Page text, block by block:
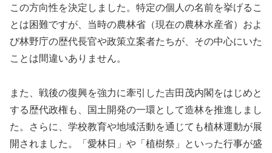
この方向性を決定しました。特定の個人の名前を挙げるこ
とは困難ですが、当時の農林省（現在の農林水産省）およ
び林野庁の歴代長官や政策立案者たちが、その中心にいた
ことは間違いありません。
また、戦後の復興を強力に牽引した吉田茂内閣をはじめと
する歴代政権も、国土開発の一環として造林を推進しまし
た。さらに、学校教育や地域活動を通じても植林運動が展
開されました。「愛林日」や「植樹祭」といった行事が盛